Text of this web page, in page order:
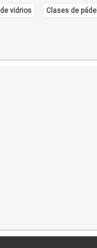
vidrios Clases de pádel